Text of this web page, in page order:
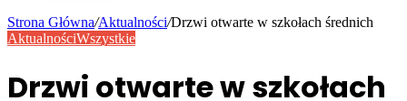
Strona Główna/Aktualności/Drzwi otwarte w szkołach średnich
AktualnościWszystkie
Drzwi otwarte w szkołach